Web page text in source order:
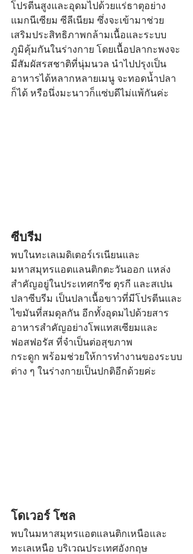
โปรตีนสูงและอุดมไปด้วยแร่ธาตุอย่าง
แมกนีเซียม ซีลีเนียม ซึ่งจะเข้ามาช่วย
เสริมประสิทธิภาพกล้ามเนื้อและระบบ
ภูมิคุ้มกันในร่างกาย โดยเนื้อปลากะพงจะ
มีสัมผัสรสชาติที่นุ่มนวล นำไปปรุงเป็น
อาหารได้หลากหลายเมนู จะทอดน้ำปลา
ก็ได้ หรือนึ่งมะนาวก็แซ่บดีไม่แพ้กันค่ะ
ซีบรีม
พบในทะเลเมดิเตอร์เรเนียนและ
มหาสมุทรแอตแลนติกตะวันออก แหล่ง
สำคัญอยู่ในประเทศกรีซ ตุรกี และสเปน
ปลาซีบรีม เป็นปลาเนื้อขาวที่มีโปรตีนและ
ไขมันที่สมดุลกัน อีกทั้งอุดมไปด้วยสาร
อาหารสำคัญอย่างโพแทสเซียมและ
ฟอสฟอรัส ที่จำเป็นต่อสุขภาพ
กระดูก พร้อมช่วยให้การทำงานของระบบ
ต่าง ๆ ในร่างกายเป็นปกติอีกด้วยค่ะ
โดเวอร์ โซล
พบในมหาสมุทรแอตแลนติกเหนือและ
ทะเลเหนือ บริเวณประเทศอังกฤษ